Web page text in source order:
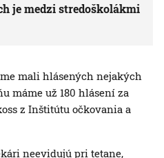
je medzi stredoškolákmi
mali hlásených nejakých
máme už 180 hlásení za
z Inštitútu očkovania a
neevidujú pri tetane,